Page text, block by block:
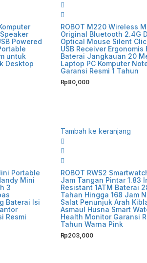
Powered
untuk
Desktop
ROBOT M220 Wireless
Original Bluetooth 2.4G
Optical Mouse Silent
USB Receiver Ergonomis
Baterai Jangkauan 20
Laptop PC Komputer
Garansi Resmi 1 Tahun
Rp80,000
Portable
Mini
3
Baterai Isi
Resmi
Tambah ke keranjang
ROBOT RWS2
Jam Tangan Pintar 1.83
Resistant 1ATM Baterai
Tahan Hingga 168 Jam
Salat Penunjuk Arah
Asmaul Husna Smart
Health Monitor Garansi
Tahun Warna Pink
Rp203,000